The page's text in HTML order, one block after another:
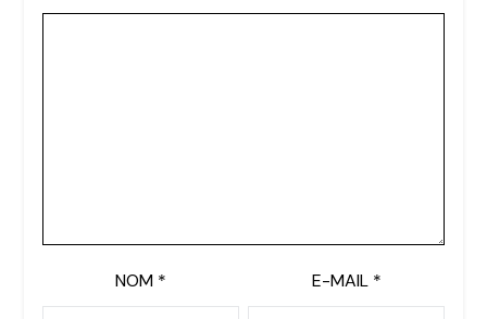
NOM * E-MAIL *